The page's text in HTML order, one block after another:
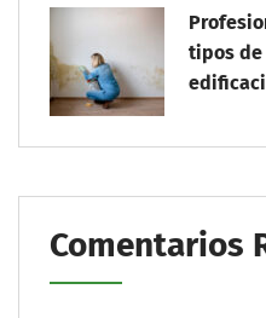
tipos de
Comentarios